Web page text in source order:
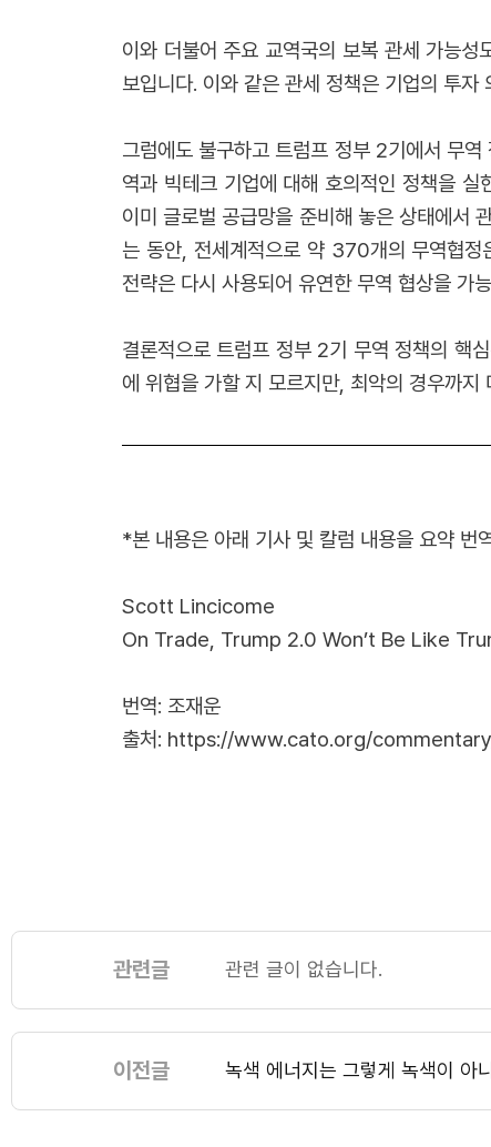
이와 더불어 주요 교역국의 보복 관세 가능
보입니다. 이와 같은 관세 정책은 기업의 투
그럼에도 불구하고 트럼프 정부 2기에서 무
역과 빅테크 기업에 대해 호의적인 정책을
이미 글로벌 공급망을 준비해 놓은 상태에서
는 동안, 전세계적으로 약 370개의 무역협정
전략은 다시 사용되어 유연한 무역 협상을 가
결론적으로 트럼프 정부 2기 무역 정책의 핵
에 위협을 가할 지 모르지만, 최악의 경우까지
*본 내용은 아래 기사 및 칼럼 내용을 요약 번
Scott Lincicome
On Trade, Trump 2.0 Won’t Be Like
번역: 조재운
출처: https://www.cato.org/
관련글 관련 글이 없습니다.
이전글 녹색 에너지는 그렇게 녹색이 아